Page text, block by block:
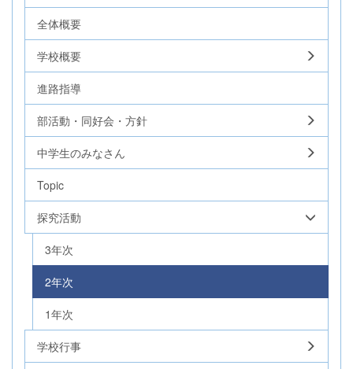
全体概要
学校概要
進路指導
部活動・同好会・方針
中学生のみなさん
Topic
探究活動
3年次
2年次
1年次
学校行事